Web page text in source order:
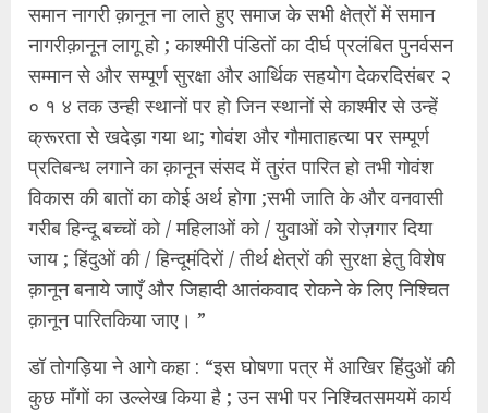
समान नागरी क़ानून ना लाते हुए समाज के सभी क्षेत्रों में समान
नागरीक़ानून लागू हो ; काश्मीरी पंडितों का दीर्घ प्रलंबित पुनर्वसन
सम्मान से और सम्पूर्ण सुरक्षा और आर्थिक सहयोग देकरदिसंबर २
० १ ४ तक उन्ही स्थानों पर हो जिन स्थानों से काश्मीर से उन्हें
क्रूरता से खदेड़ा गया था; गोवंश और गौमाताहत्या पर सम्पूर्ण
प्रतिबन्ध लगाने का क़ानून संसद में तुरंत पारित हो तभी गोवंश
विकास की बातों का कोई अर्थ होगा ;सभी जाति के और वनवासी
गरीब हिन्दू बच्चों को / महिलाओं को / युवाओं को रोज़गार दिया
जाय ; हिंदुओं की / हिन्दूमंदिरों / तीर्थ क्षेत्रों की सुरक्षा हेतु विशेष
क़ानून बनाये जाएँ और जिहादी आतंकवाद रोकने के लिए निश्चित
क़ानून पारितकिया जाए। ”
डॉ तोगड़िया ने आगे कहा : “इस घोषणा पत्र में आखिर हिंदुओं की
कुछ माँगों का उल्लेख किया है ; उन सभी पर निश्चितसमयमें कार्य